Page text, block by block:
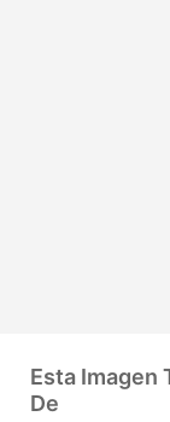
Esta Imagen
De